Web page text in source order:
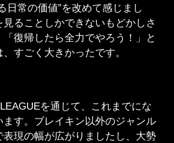
日常の価値”を改めて感じまし
ることしかできないもどかしさ
「復帰したら全力でやろう！」と
すごく大きかったです。
を通じて、これまでにな
ます。ブレイキン以外のジャンル
表現の幅が広がりましたし、大勢